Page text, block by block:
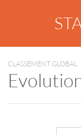
CLASSEMENT GLOBAL